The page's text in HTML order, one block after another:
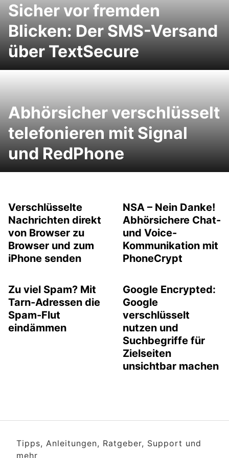
Sicher vor fremden
Blicken: Der SMS-Versand
über TextSecure
Abhörsicher verschlüsselt
telefonieren mit Signal
und RedPhone
Verschlüsselte
Nachrichten direkt
von Browser zu
Browser und zum
iPhone senden
NSA – Nein Danke!
Abhörsichere Chat-
und Voice-
Kommunikation mit
PhoneCrypt
Zu viel Spam? Mit
Tarn-Adressen die
Spam-Flut
eindämmen
Google Encrypted:
Google
verschlüsselt
nutzen und
Suchbegriffe für
Zielseiten
unsichtbar machen
Tipps, Anleitungen, Ratgeber, Support und
mehr